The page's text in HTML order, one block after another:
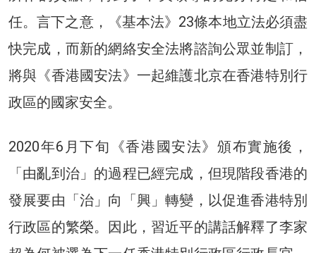
任。言下之意，《基本法》23條本地立法必須盡
快完成，而新的網絡安全法將諮詢公眾並制訂，
將與《香港國安法》一起維護北京在香港特別行
政區的國家安全。
2020年6月下旬《香港國安法》頒布實施後，
「由亂到治」的過程已經完成，但現階段香港的
發展要由「治」向「興」轉變，以促進香港特別
行政區的繁榮。因此，習近平的講話解釋了李家